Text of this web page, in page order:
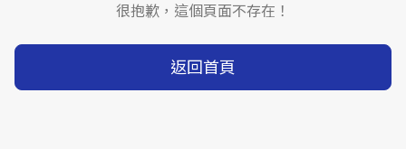
很抱歉，這個頁面不存在！
返回首頁